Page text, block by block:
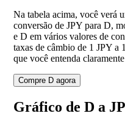
Na tabela acima, você verá
conversão de JPY para D,
e D em vários valores de
taxas de câmbio de 1 JPY
que você entenda
Compre D agora
Gráfico de D a